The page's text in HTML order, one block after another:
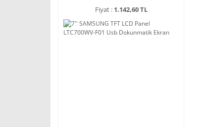
Fiyat : 1.142,60 TL